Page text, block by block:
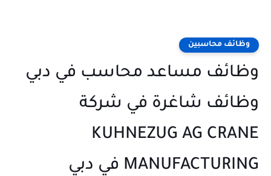
وظائف محاسبين
وظائف مساعد محاسب في دبي
وظائف شاغرة في شركة
KUHNEZUG AG CRANE
MANUFACTURING في دبي